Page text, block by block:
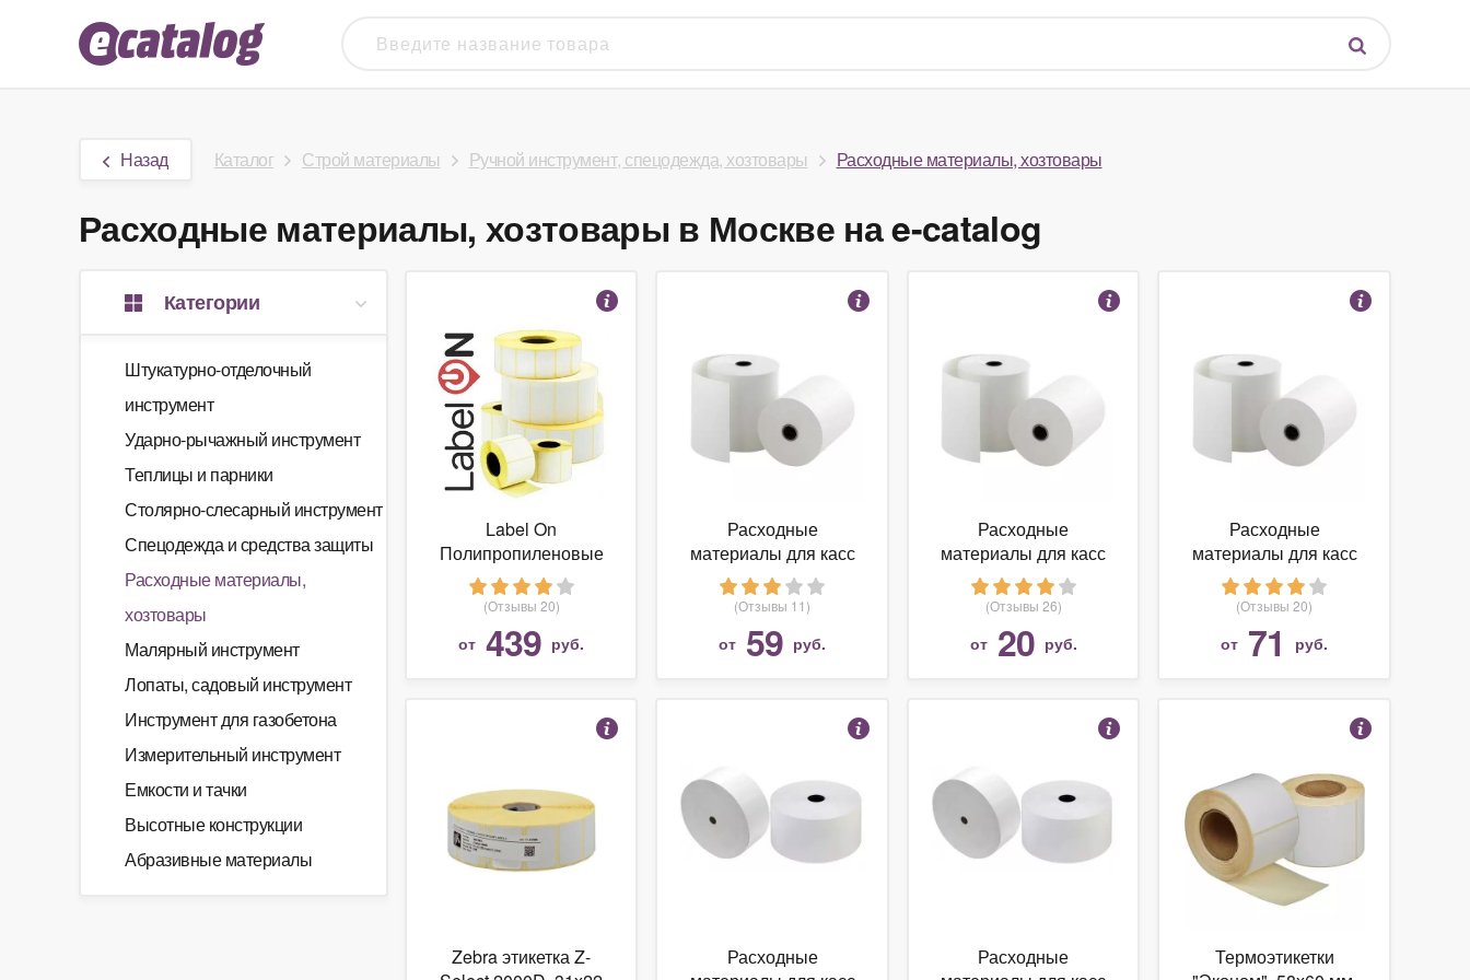
Назад Каталог Строй материалы Ручной инструмент, спецодежда, хозтовары Расходные материалы, хозтовары
Расходные материалы, хозтовары в Москве на e-catalog
Категории
Штукатурно-отделочный
инструмент
Ударно-рычажный инструмент
Теплицы и парники
Столярно-слесарный инструмент
Спецодежда и средства защиты
Расходные материалы,
хозтовары
Малярный инструмент
Лопаты, садовый инструмент
Инструмент для газобетона
Измерительный инструмент
Емкости и тачки
Высотные конструкции
Абразивные материалы
Label On
Полипропиленовые
этикетки (плг) 100х100
500 шт
(Отзывы 20)
от 439 руб.
Расходные
материалы для касс
НБК / Севит 80x60x12
термо
(Отзывы 11)
от 59 руб.
Расходные
материалы для касс
НБК / Севит 57x20x12
термо
(Отзывы 26)
от 20 руб.
Расходные
материалы для касс
НБК / Севит 80x80x12
термо
(Отзывы 20)
от 71 руб.
Zebra этикетка Z-
Расходные
Расходные
Термоэтикетки